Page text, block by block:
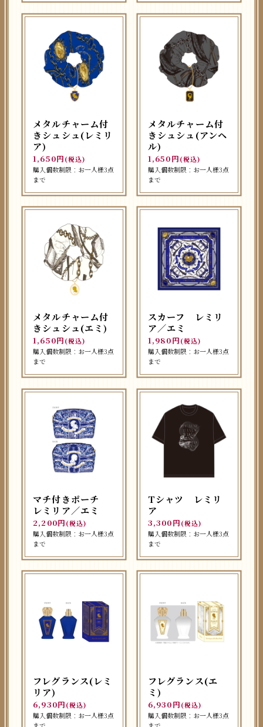
メタルチャーム付
きシュシュ(レミリ
ア)
1,650円 (税込)
購入個数制限：お一人様3点
まで
メタルチャーム付
きシュシュ(アンヘ
ル)
1,650円 (税込)
購入個数制限：お一人様3点
まで
メタルチャーム付
きシュシュ(エミ)
1,650円 (税込)
購入個数制限：お一人様3点
まで
スカーフ レミリ
ア／エミ
1,980円 (税込)
購入個数制限：お一人様3点
まで
マチ付きポーチ
レミリア／エミ
2,200円 (税込)
購入個数制限：お一人様3点
まで
Tシャツ レミリ
ア
3,300円 (税込)
購入個数制限：お一人様3点
まで
フレグランス(レミ
リア)
6,930円 (税込)
購入個数制限：お一人様3点
フレグランス(エ
ミ)
6,930円 (税込)
購入個数制限：お一人様3点